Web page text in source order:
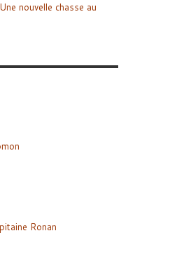
nouvelle chasse au
Ronan